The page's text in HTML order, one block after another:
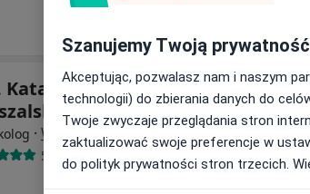
Katarzyna
Gawrońska
· Więcej
564 opinie
Dziś
6 Sie
Szanujemy Twoją prywatność
Akceptując, pozwalasz nam i naszym
technologii) do zbierania danych do
Twoje zwyczaje przeglądania stron
zaktualizować swoje preferencje w
do polityk prywatności stron trzecich.